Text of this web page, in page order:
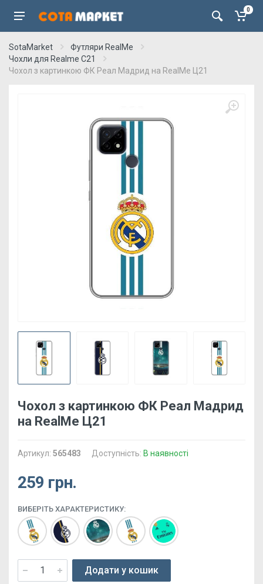
0
SotaMarket
Футляри RealMe
Чохли для Realme C21
Чохол з картинкою ФК Реал Мадрид на RealMe Ц21
Чохол з картинкою ФК Реал Мадрид
на RealMe Ц21
Артикул: 565483 Доступність: В наявності
259 грн.
ВИБЕРІТЬ ХАРАКТЕРИСТИКУ:
Додати у кошик